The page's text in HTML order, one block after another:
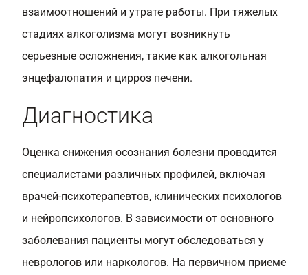
взаимоотношений и утрате работы. При тяжелых
стадиях алкоголизма могут возникнуть
серьезные осложнения, такие как алкогольная
энцефалопатия и цирроз печени.
Диагностика
Оценка снижения осознания болезни проводится
специалистами различных профилей, включая
врачей-психотерапевтов, клинических психологов
и нейропсихологов. В зависимости от основного
заболевания пациенты могут обследоваться у
неврологов или наркологов. На первичном приеме